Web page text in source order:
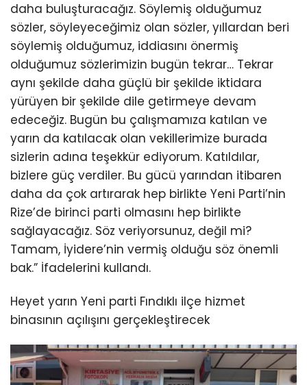
daha buluşturacağız. Söylemiş olduğumuz
sözler, söyleyeceğimiz olan sözler, yıllardan beri
söylemiş olduğumuz, iddiasını önermiş
olduğumuz sözlerimizin bugün tekrar… Tekrar
aynı şekilde daha güçlü bir şekilde iktidara
yürüyen bir şekilde dile getirmeye devam
edeceğiz. Bugün bu çalışmamıza katılan ve
yarın da katılacak olan vekillerimize burada
sizlerin adına teşekkür ediyorum. Katıldılar,
bizlere güç verdiler. Bu gücü yarından itibaren
daha da çok artırarak hep birlikte Yeni Parti’nin
Rize’de birinci parti olmasını hep birlikte
sağlayacağız. Söz veriyorsunuz, değil mi?
Tamam, İyidere’nin vermiş olduğu söz önemli
bak.” İfadelerini kullandı.
Heyet yarın Yeni parti Fındıklı ilçe hizmet
binasının açılışını gerçekleştirecek